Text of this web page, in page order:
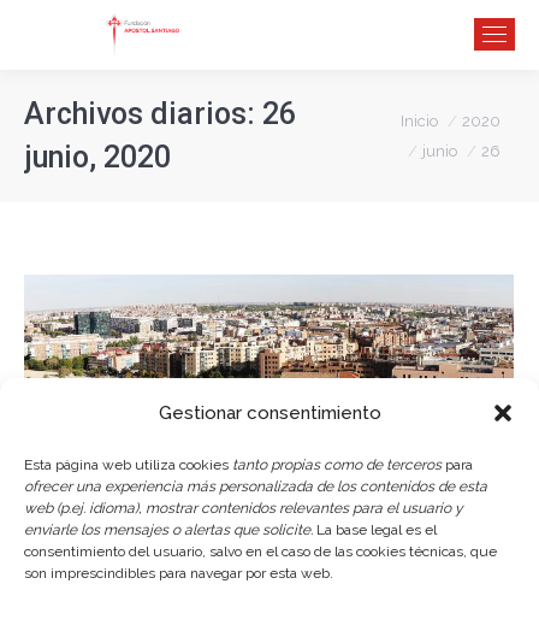
Gestionar consentimiento
Esta página web utiliza cookies tanto propias como de tercerospara
ofrecer una experiencia más personalizada de los contenidos de esta
web (p.ej. idioma), mostrar contenidos relevantes para el usuario y
enviarle los mensajes o alertas que solicite. La base legal es el
consentimiento del usuario, salvo en el caso de las cookies técnicas, que
son imprescindibles para navegar por esta web.
Archivos diarios: 26
junio, 2020
Estás aquí:
Inicio
2020
junio
26
Nueva sección informativa COVID-19